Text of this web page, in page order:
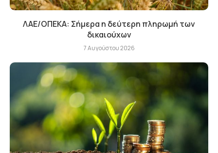
ΛΑΕ/ΟΠΕΚΑ: Σήμερα η δεύτερη πληρωμή των
δικαιούχων
7 Αυγούστου 2026